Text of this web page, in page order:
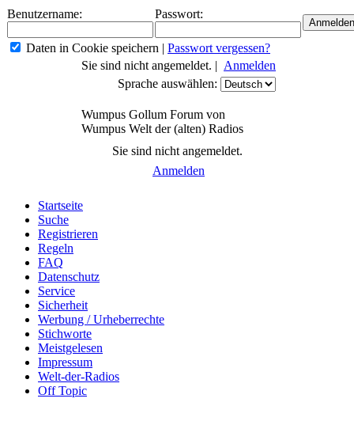
Benutzername: Passwort:
Daten in Cookie speichern | Passwort vergessen?
Sie sind nicht angemeldet. | Anmelden
Sprache auswählen:
Wumpus Gollum Forum von
Wumpus Welt der (alten) Radios
Sie sind nicht angemeldet.
Anmelden
Startseite
Suche
Registrieren
Regeln
FAQ
Datenschutz
Service
Sicherheit
Werbung / Urheberrechte
Stichworte
Meistgelesen
Impressum
Welt-der-Radios
Off Topic